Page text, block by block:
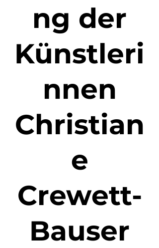
ng der
Künstleri
nnen
Christian
e
Crewett-
Bauser